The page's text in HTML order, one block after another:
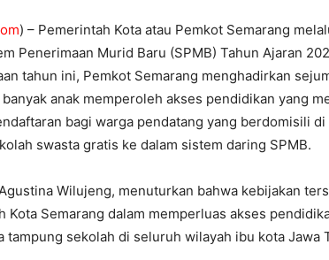
) – Pemerintah Kota atau Pemkot Semarang
Penerimaan Murid Baru (SPMB) Tahun Ajaran
tahun ini, Pemkot Semarang menghadirkan
anak memperoleh akses pendidikan yang
bagi warga pendatang yang berdomisili
swasta gratis ke dalam sistem daring SPMB.
Wilujeng, menuturkan bahwa kebijakan
Kota Semarang dalam memperluas akses
tampung sekolah di seluruh wilayah ibu kota Jawa